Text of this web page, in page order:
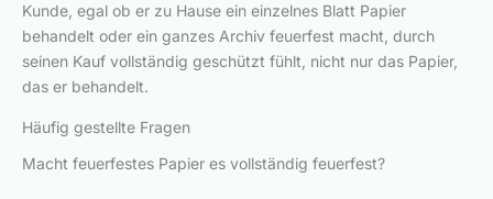
Kunde, egal ob er zu Hause ein einzelnes Blatt Papier
behandelt oder ein ganzes Archiv feuerfest macht, durch
seinen Kauf vollständig geschützt fühlt, nicht nur das Papier,
das er behandelt.
Häufig gestellte Fragen
Macht feuerfestes Papier es vollständig feuerfest?